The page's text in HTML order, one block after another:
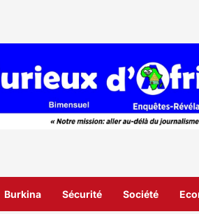
Burkina Sécurité Société